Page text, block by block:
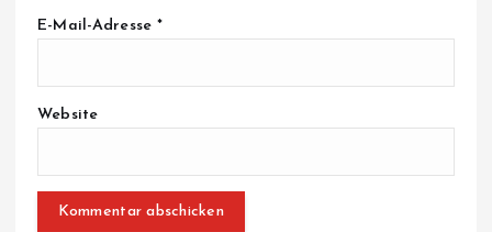
E-Mail-Adresse*
Website